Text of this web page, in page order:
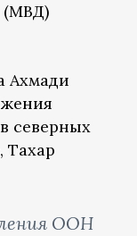
(МВД)
Ахмади
северных
Тахар
ООН